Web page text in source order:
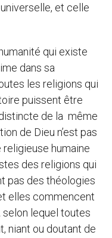
et celle
qui existe
dans sa
les religions qui
puissent être
de la même
de Dieu n’est pas
religieuse humaine
des religions qui
pas des théologies
elles commencent
selon lequel toutes
niant ou doutant de